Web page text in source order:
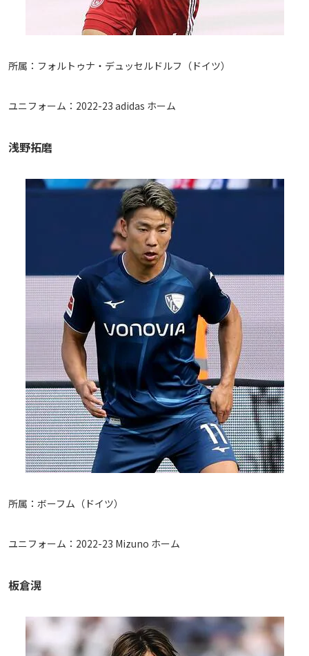
所属：フォルトゥナ・デュッセルドルフ（ドイツ）
ユニフォーム：2022-23 adidas ホーム
浅野拓磨
所属：ボーフム（ドイツ）
ユニフォーム：2022-23 Mizuno ホーム
板倉滉